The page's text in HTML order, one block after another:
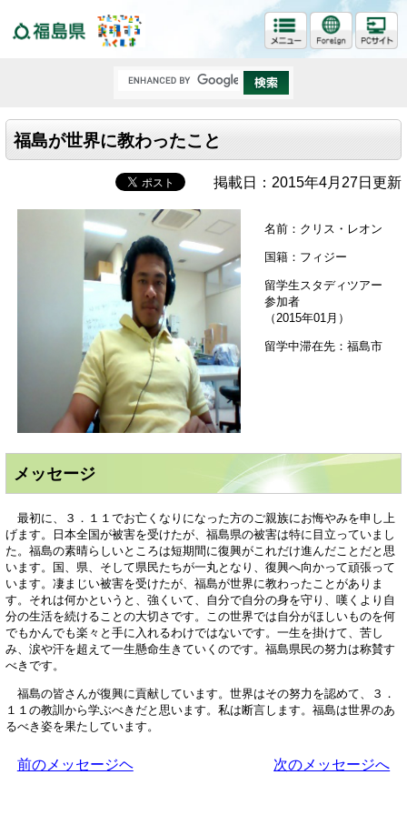
福島が世界に教わったこと
掲載日：2015年4月27日更新
名前：クリス・レオン
国籍：フィジー
留学生スタディツアー
参加者
（2015年01月）
留学中滞在先：福島市
メッセージ
最初に、３．１１でお亡くなりになった方のご親族にお悔やみを申し上
げます。日本全国が被害を受けたが、福島県の被害は特に目立っていまし
た。福島の素晴らしいところは短期間に復興がこれだけ進んだことだと思
います。国、県、そして県民たちが一丸となり、復興へ向かって頑張って
います。凄まじい被害を受けたが、福島が世界に教わったことがありま
す。それは何かというと、強くいて、自分で自分の身を守り、嘆くより自
分の生活を続けることの大切さです。この世界では自分がほしいものを何
でもかんでも楽々と手に入れるわけではないです。一生を掛けて、苦し
み、涙や汗を超えて一生懸命生きていくのです。福島県民の努力は称賛す
べきです。
福島の皆さんが復興に貢献しています。世界はその努力を認めて、３．
１１の教訓から学ぶべきだと思います。私は断言します。福島は世界のあ
るべき姿を果たしています。
前のメッセージヘ 次のメッセージへ